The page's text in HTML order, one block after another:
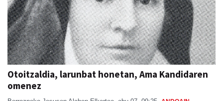
Otoitzaldia, larunbat honetan, Ama Kandidaren
omenez